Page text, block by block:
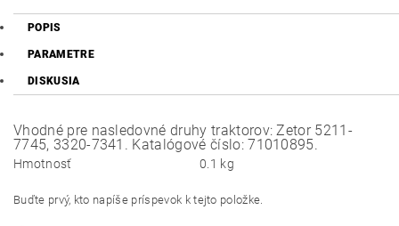
POPIS
PARAMETRE
DISKUSIA
Vhodné pre nasledovné druhy traktorov: Zetor 5211-
7745, 3320-7341. Katalógové číslo: 71010895.
Hmotnosť 0.1 kg
Buďte prvý, kto napíše príspevok k tejto položke.